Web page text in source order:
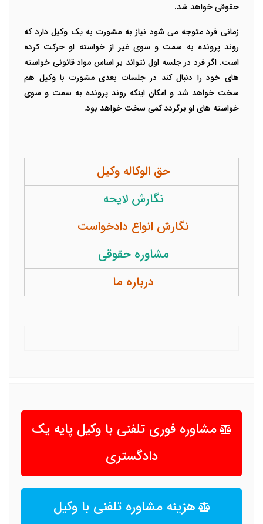
حقوقی خواهد شد.
زمانی فرد متوجه می شود نیاز به مشورت به یک وکیل دارد که
روند پرونده به سمت و سوی غیر از خواسته او حرکت کرده
است. اگر فرد در جلسه اول نتواند بر اساس مواد قانونی خواسته
های خود را دنبال کند در جلسات بعدی مشورت با وکیل هم
سخت خواهد شد و امکان اینکه روند پرونده به سمت و سوی
خواسته های او برگردد کمی سخت خواهد بود.
حق الوکاله وکیل
نگارش لایحه
نگارش انواع دادخواست
مشاوره حقوقی
درباره ما
مشاوره فوری تلفنی با وکیل پایه یک
دادگستری
هزینه مشاوره تلفنی با وکیل